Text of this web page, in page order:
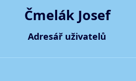
Čmelák Josef
Adresář uživatelů